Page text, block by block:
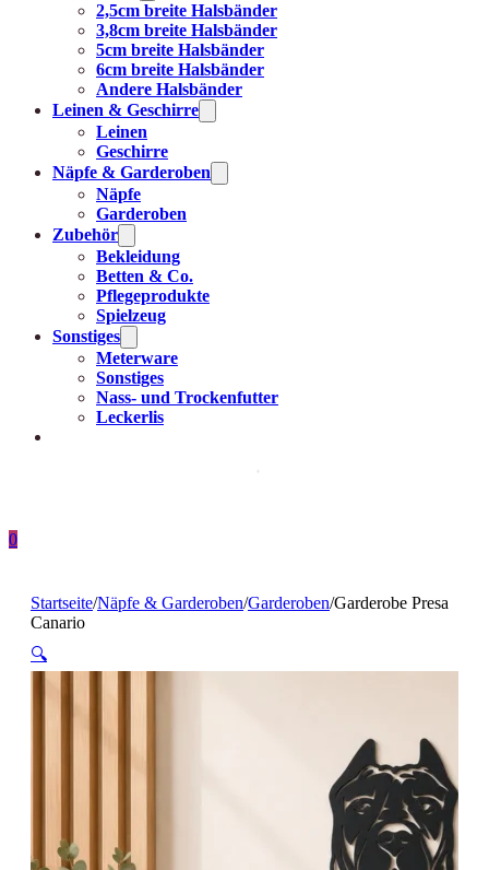
2,5cm breite Halsbänder
3,8cm breite Halsbänder
5cm breite Halsbänder
6cm breite Halsbänder
Andere Halsbänder
Leinen & Geschirre
Leinen
Geschirre
Näpfe & Garderoben
Näpfe
Garderoben
Zubehör
Bekleidung
Betten & Co.
Pflegeprodukte
Spielzeug
Sonstiges
Meterware
Sonstiges
Nass- und Trockenfutter
Leckerlis
0
Startseite/Näpfe & Garderoben/Garderoben/Garderobe Presa
Canario
🔍